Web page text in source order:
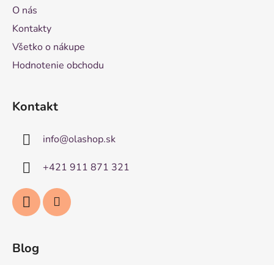
O nás
Kontakty
Všetko o nákupe
Hodnotenie obchodu
Kontakt
info@olashop.sk
+421 911 871 321
Blog